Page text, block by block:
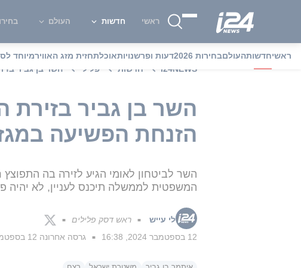
ראשי חדשות העולם בחירות
ראשיחדשותהעולםבחירות 2026 דעות ופרשנויותאוכלתחזית מזג האווירמיוחד
i24NEWS
חדשות פלילי השר בן גביר
השר בן גביר
הזנחת הפשיעה
המשפטית לממשלה תיכנס לעניין, לא יהיה
לי עייש ■ ראש דסק פלילים ■
12 בספטמבר 2024, 16:38
■ גרסה אחרונה 12 בספטמבר 2024, 16:40